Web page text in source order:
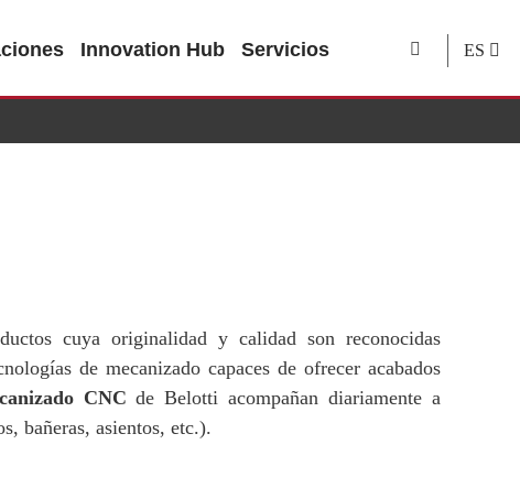
Innovation Hub Servicios ES
cuya originalidad y calidad son reconocidas
de mecanizado capaces de ofrecer acabados
CNC de Belotti acompañan diariamente a
bañeras, asientos, etc.).